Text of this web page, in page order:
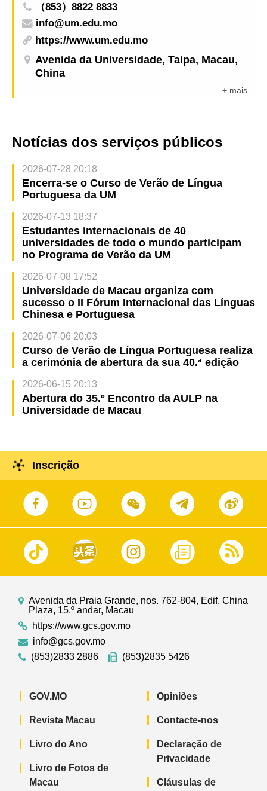
（853）8822 8833
info@um.edu.mo
https://www.um.edu.mo
Avenida da Universidade, Taipa, Macau,
China
+ mais
Notícias dos serviços públicos
2026-07-28 20:18
Encerra-se o Curso de Verão de Língua
Portuguesa da UM
2026-07-13 18:37
Estudantes internacionais de 40
universidades de todo o mundo participam
no Programa de Verão da UM
2026-07-08 17:52
Universidade de Macau organiza com
sucesso o II Fórum Internacional das Línguas
Chinesa e Portuguesa
2026-07-06 20:03
Curso de Verão de Língua Portuguesa realiza
a cerimónia de abertura da sua 40.ª edição
2026-06-15 20:13
Abertura do 35.º Encontro da AULP na
Universidade de Macau
Inscrição
Avenida da Praia Grande, nos. 762-804, Edif. China
Plaza, 15.º andar, Macau
https://www.gcs.gov.mo
info@gcs.gov.mo
(853)2833 2886
(853)2835 5426
GOV.MO
Revista Macau
Livro do Ano
Livro de Fotos de
Macau
Opiniões
Contacte-nos
Declaração de
Privacidade
Cláusulas de